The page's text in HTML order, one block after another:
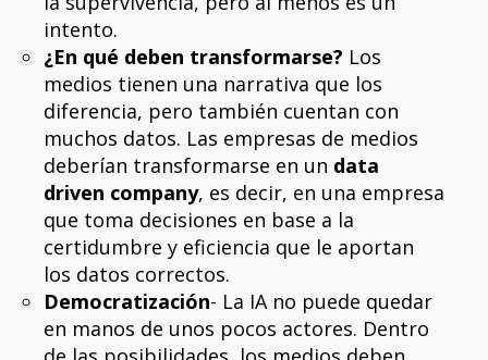
intento.
¿En qué deben transformarse? Los
medios tienen una narrativa que los
diferencia, pero también cuentan con
muchos datos. Las empresas de medios
deberían transformarse en un data
driven company, es decir, en una empresa
que toma decisiones en base a la
certidumbre y eficiencia que le aportan
los datos correctos.
Democratización- La IA no puede quedar
en manos de unos pocos actores. Dentro